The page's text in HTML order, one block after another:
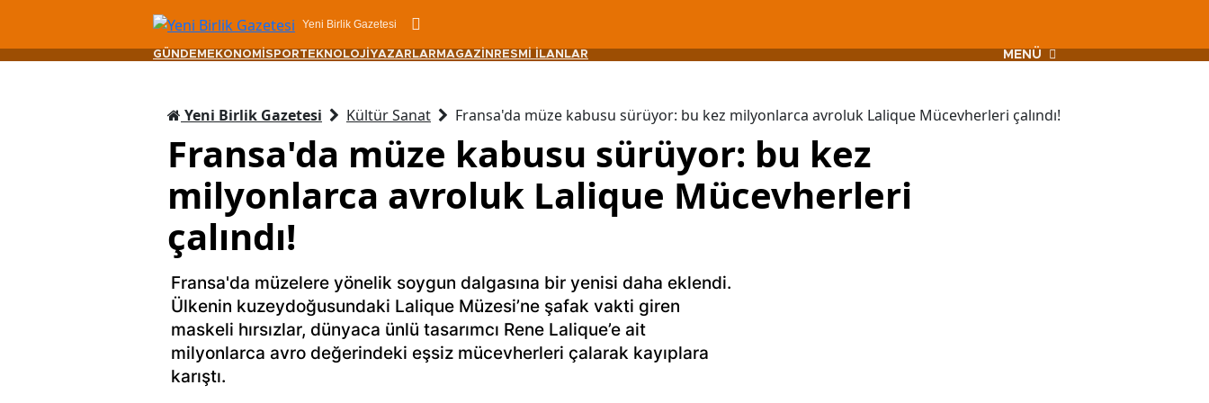
Yeni Birlik Gazetesi
GÜNDEM EKONOMİ SPORTEKNOLOJİ YAZARLAR MAGAZİN RESMİ İLANLAR MENÜ
Yeni Birlik Gazetesi Kültür Sanat Fransa'da müze kabusu sürüyor: bu kez milyonlarca avroluk Lalique Mücevherleri çalındı!
Fransa'da müze kabusu sürüyor: bu kez
milyonlarca avroluk Lalique Mücevherleri
çalındı!
Fransa'da müzelere yönelik soygun dalgasına bir yenisi daha eklendi.
Ülkenin kuzeydoğusundaki Lalique Müzesi’ne şafak vakti giren
maskeli hırsızlar, dünyaca ünlü tasarımcı Rene Lalique’e ait
milyonlarca avro değerindeki eşsiz mücevherleri çalarak kayıplara
karıştı.